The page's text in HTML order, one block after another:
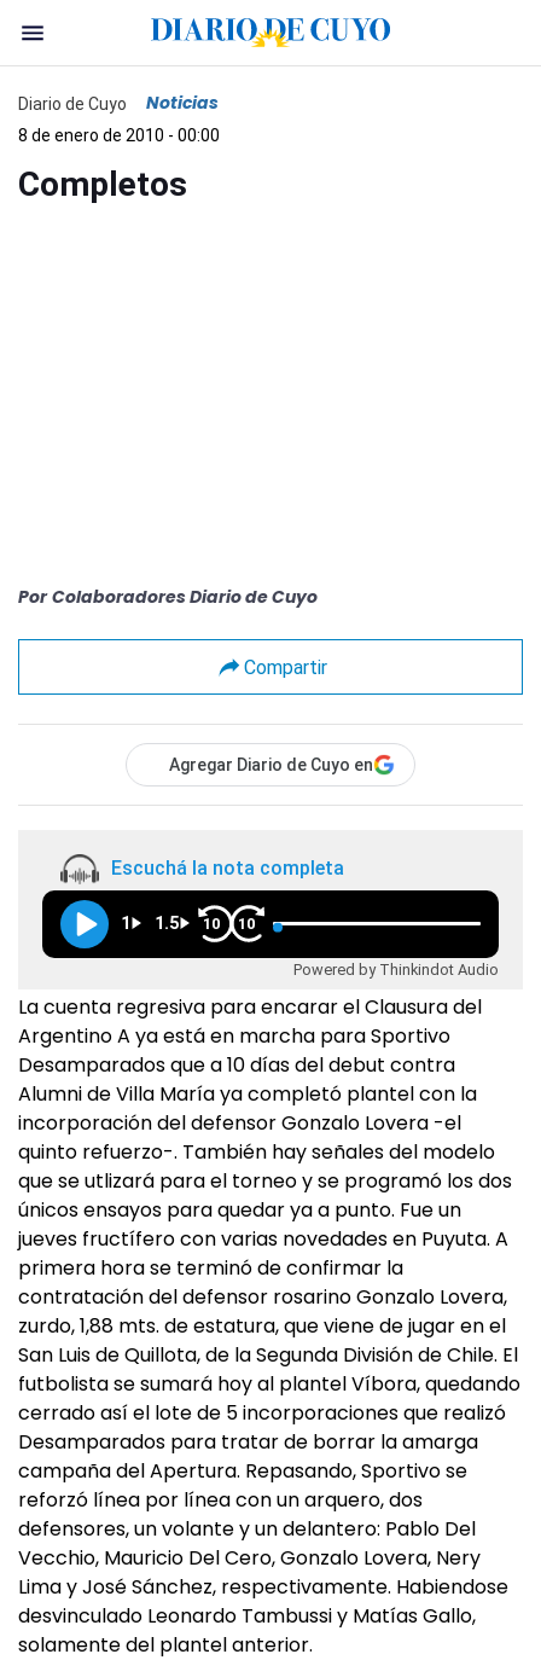
Diario de Cuyo Noticias
8 de enero de 2010 - 00:00
Completos
Por Colaboradores Diario de Cuyo
Compartir
Agregar Diario de Cuyo en
Escuchá la nota completa
1 1.5 10 10
Powered by Thinkindot Audio
La cuenta regresiva para encarar el Clausura del
Argentino A ya está en marcha para Sportivo
Desamparados que a 10 días del debut contra
Alumni de Villa María ya completó plantel con la
incorporación del defensor Gonzalo Lovera -el
quinto refuerzo-. También hay señales del modelo
que se utlizará para el torneo y se programó los dos
únicos ensayos para quedar ya a punto. Fue un
jueves fructífero con varias novedades en Puyuta. A
primera hora se terminó de confirmar la
contratación del defensor rosarino Gonzalo Lovera,
zurdo, 1,88 mts. de estatura, que viene de jugar en el
San Luis de Quillota, de la Segunda División de Chile. El
futbolista se sumará hoy al plantel Víbora, quedando
cerrado así el lote de 5 incorporaciones que realizó
Desamparados para tratar de borrar la amarga
campaña del Apertura. Repasando, Sportivo se
reforzó línea por línea con un arquero, dos
defensores, un volante y un delantero: Pablo Del
Vecchio, Mauricio Del Cero, Gonzalo Lovera, Nery
Lima y José Sánchez, respectivamente. Habiendose
desvinculado Leonardo Tambussi y Matías Gallo,
solamente del plantel anterior.